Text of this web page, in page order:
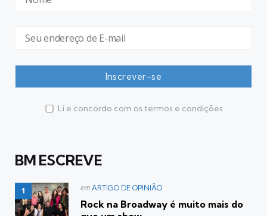
Li e concordo com os termos e condições
BM ESCREVE
Postado
em ARTIGO DE OPINIÃO
Rock na Broadway é muito mais do